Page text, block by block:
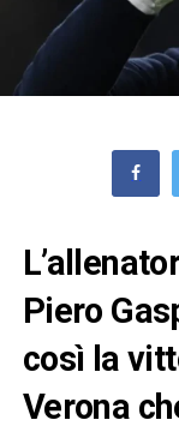
Piero
così la
Verona